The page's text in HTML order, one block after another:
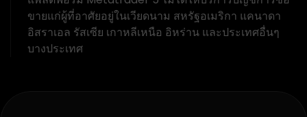
ขายแก่ผู้ที่อาศัยอยู่ในเวียดนาม สหรัฐอเมริกา แคนาดา
อิสราเอล รัสเซีย เกาหลีเหนือ อิหร่าน และประเทศอื่นๆ
บางประเทศ